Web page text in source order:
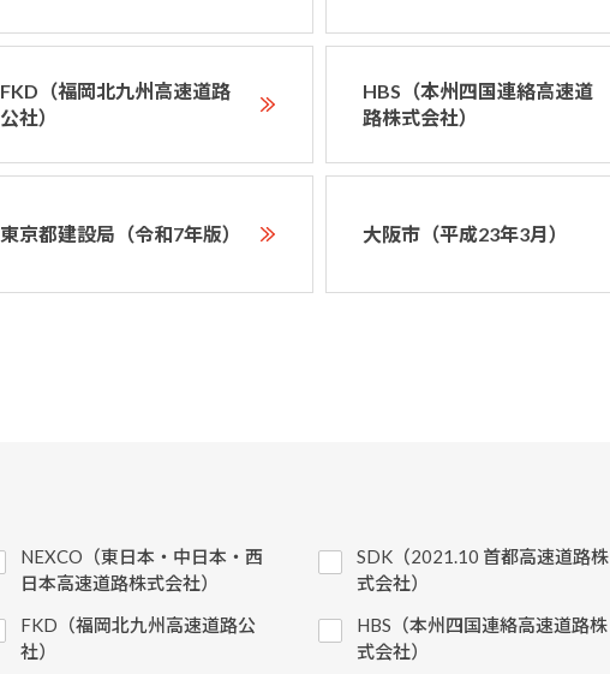
FKD（福岡北九州高速道路
公社）
HBS（本州四国連絡高速道
路株式会社）
東京都建設局（令和7年版） 大阪市（平成23年3月）
NEXCO（東日本・中日本・西
日本高速道路株式会社）
SDK（2021.10 首都高速道路株
式会社）
FKD（福岡北九州高速道路公
社）
HBS（本州四国連絡高速道路株
式会社）